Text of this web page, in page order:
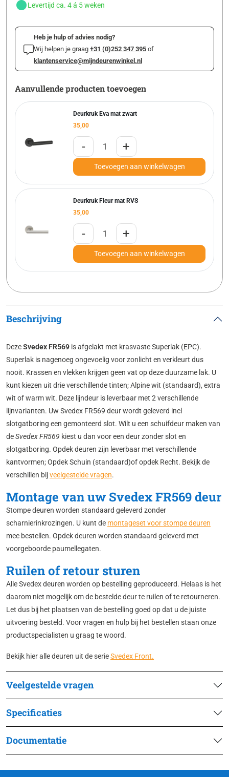
Levertijd ca. 4 á 5 weken
Heb je hulp of advies nodig?
Wij helpen je graag +31 (0)252 347 395 of
klantenservice@mijndeurenwinkel.nl
Aanvullende producten toevoegen
Deurkruk Eva mat zwart
35,00
- +
Toevoegen aan winkelwagen
Deurkruk Fleur mat RVS
35,00
- +
Toevoegen aan winkelwagen
Beschrijving
DezeSvedex FR569 is afgelakt met krasvaste Superlak (EPC).
Superlak is nagenoeg ongevoelig voor zonlicht en verkleurt dus
nooit. Krassen en vlekken krijgen geen vat op deze duurzame lak. U
kunt kiezen uit drie verschillende tinten; Alpine wit (standaard), extra
wit of warm wit. Deze lijndeur is leverbaar met 2 verschillende
lijnvarianten. Uw Svedex FR569 deur wordt geleverd incl
slotgatboring een gemonteerd slot. Wilt u een schuifdeur maken van
deSvedex FR569 kiest u dan voor een deur zonder slot en
slotgatboring. Opdek deuren zijn leverbaar met verschillende
kantvormen; Opdek Schuin (standaard)of opdek Recht. Bekijk de
verschillen bijveelgestelde vragen.
Montage van uw Svedex FR569 deur
Stompe deuren worden standaard geleverd zonder
scharnierinkrozingen. U kunt de montageset voor stompe deuren
mee bestellen. Opdek deuren worden standaard geleverd met
voorgeboorde paumellegaten.
Ruilen of retour sturen
Alle Svedex deuren worden op bestelling geproduceerd. Helaas is het
daarom niet mogelijk om de bestelde deur te ruilen of te retourneren.
Let dus bij het plaatsen van de bestelling goed op dat u de juiste
uitvoering besteld. Voor vragen en hulp bij het bestellen staan onze
productspecialisten u graag te woord.
Bekijk hier alle deuren uit de serieSvedex Front.
Veelgestelde vragen
Specificaties
Documentatie